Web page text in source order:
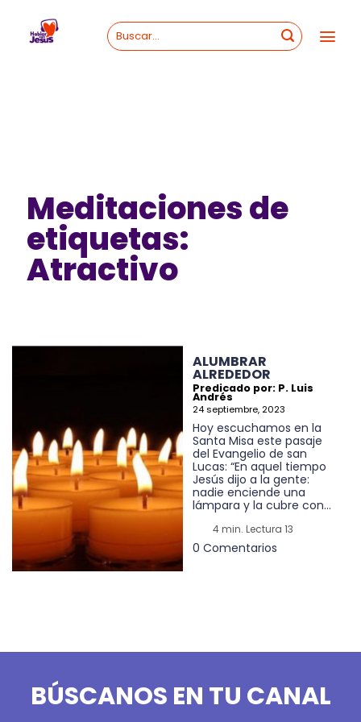
content
Meditaciones de
etiquetas:
Atractivo
ALUMBRAR
ALREDEDOR
Predicado por: P. Luis
Andrés
24 septiembre, 2023
Hoy escuchamos en la
Santa Misa este pasaje
del Evangelio de san
Lucas: “En aquel tiempo
Jesús dijo a la gente:
nadie enciende una
lámpara y la cubre con...
4 min. Lectura 13
0 Comentarios
BÚSCANOS EN TU CANAL